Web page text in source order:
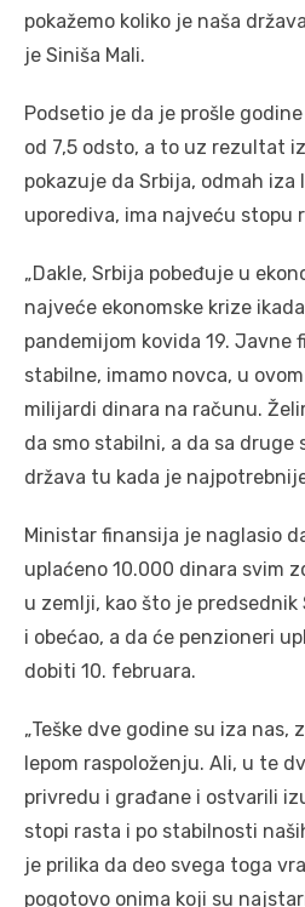
pokažemo koliko je naša
je Siniša Mali.
Podsetio je da je prošle
od 7,5 odsto, a to uz rezultat
pokazuje da Srbija, odmah iza
uporediva, ima najveću stopu
„Dakle, Srbija pobeđuje u
najveće ekonomske krize
pandemijom kovida 19. Javne
stabilne, imamo novca, u
milijardi dinara na računu.
da smo stabilni, a da sa druge
država tu kada je
Ministar finansija je naglasio
uplaćeno 10.000 dinara svim
u zemlji, kao što je predsednik
i obećao, a da će penzioneri
dobiti 10. februara.
„Teške dve godine su iza nas,
lepom raspoloženju. Ali, u te
privredu i građane i ostvarili
stopi rasta i po stabilnosti
je prilika da deo svega toga
pogotovo onima koji su